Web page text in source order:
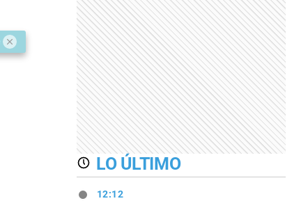
LO ÚLTIMO
12:12